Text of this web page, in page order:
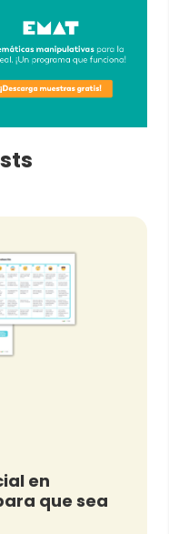
en
que sea